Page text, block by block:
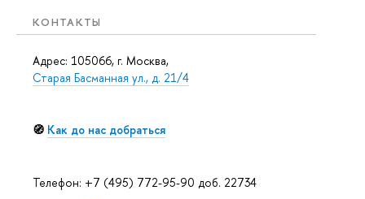
КОНТАКТЫ
Адрес: 105066, г. Москва,
Старая Басманная ул., д. 21/4
🧭 Как до нас добраться
Телефон: +7 (495) 772-95-90 доб. 22734